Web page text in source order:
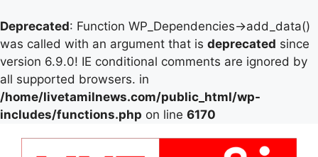
Deprecated: Function WP_Dependencies->add_data()
was called with an argument that is deprecated since
version 6.9.0! IE conditional comments are ignored by
all supported browsers. in
/home/livetamilnews.com/public_html/wp-
includes/functions.php on line 6170